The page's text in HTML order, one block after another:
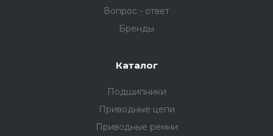
Вопрос - ответ
Бренды
Каталог
Подшипники
Приводные цепи
Приводные ремни